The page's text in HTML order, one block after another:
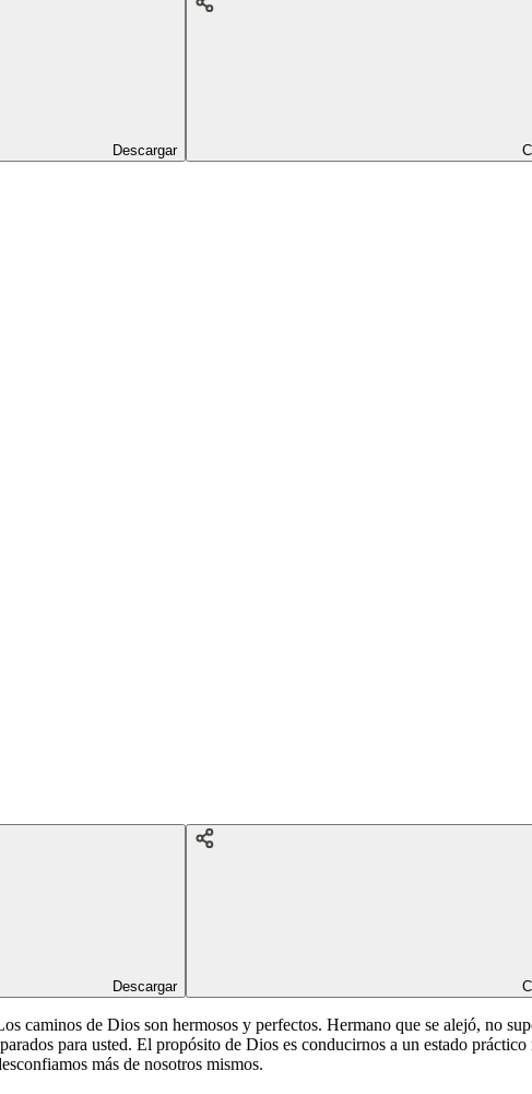
Descargar
Descargar
caminos de Dios son hermosos y perfectos. Hermano que se alejó, no
para usted. El propósito de Dios es conducirnos a un estado
más de nosotros mismos.